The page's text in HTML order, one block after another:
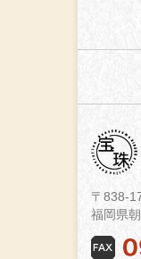
〒838-
福岡県